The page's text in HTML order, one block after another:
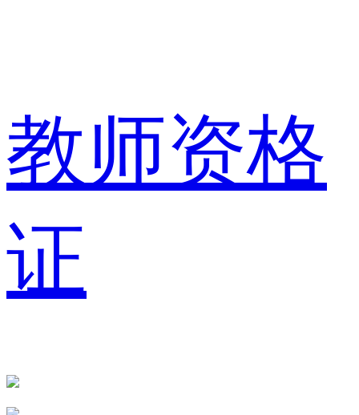
教师资格
证